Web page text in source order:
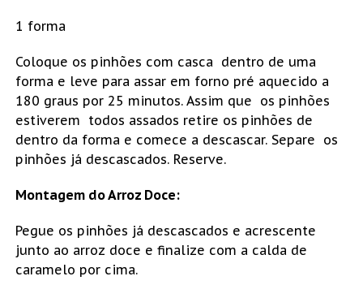
1 forma
Coloque os pinhões com casca dentro de uma
forma e leve para assar em forno pré aquecido a
180 graus por 25 minutos. Assim que os pinhões
estiverem todos assados retire os pinhões de
dentro da forma e comece a descascar. Separe os
pinhões já descascados. Reserve.
Montagem do Arroz Doce:
Pegue os pinhões já descascados e acrescente
junto ao arroz doce e finalize com a calda de
caramelo por cima.